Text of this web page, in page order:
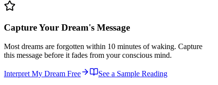
Capture Your Dream's Message
Most dreams are forgotten within 10 minutes of waking. Capture
this message before it fades from your conscious mind.
Interpret My Dream Free
See a Sample Reading